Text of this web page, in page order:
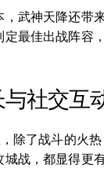
，武神天降还带
最佳出战阵容
社交互
，除了战斗的火
战，都显得更